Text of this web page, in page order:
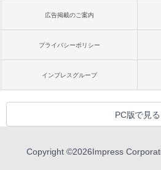
広告掲載のご案内
プライバシーポリシー
インプレスグループ
PC版で見る
Copyright ©2026Impress